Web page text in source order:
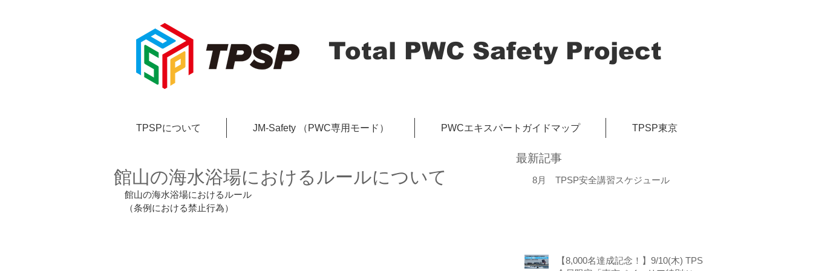
Total PWC Safety Project
TPSPについて JM-Safety （PWC専用モード） PWCエキスパートガイドマップ TPSP東京
館山の海水浴場におけるルールについて
館山の海水浴場におけるルール
（条例における禁止行為）
最新記事
8月 TPSP安全講習スケジュール
【8,000名達成記念！】9/10(木) TPSP